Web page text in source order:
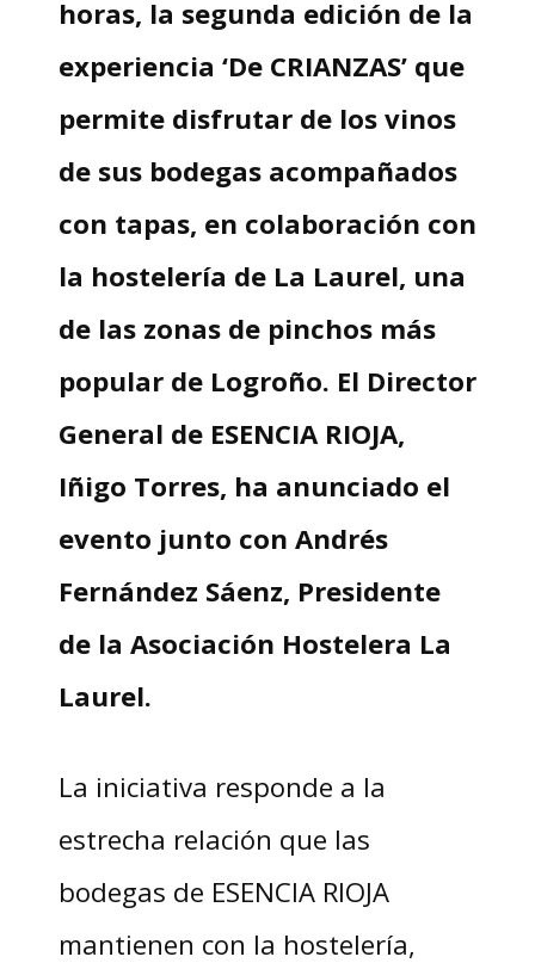
horas, la segunda edición de la
experiencia ‘De CRIANZAS’ que
permite disfrutar de los vinos
de sus bodegas acompañados
con tapas, en colaboración con
la hostelería de La Laurel, una
de las zonas de pinchos más
popular de Logroño. El Director
General de ESENCIA RIOJA,
Iñigo Torres, ha anunciado el
evento junto con Andrés
Fernández Sáenz, Presidente
de la Asociación Hostelera La
Laurel.
La iniciativa responde a la
estrecha relación que las
bodegas de ESENCIA RIOJA
mantienen con la hostelería,